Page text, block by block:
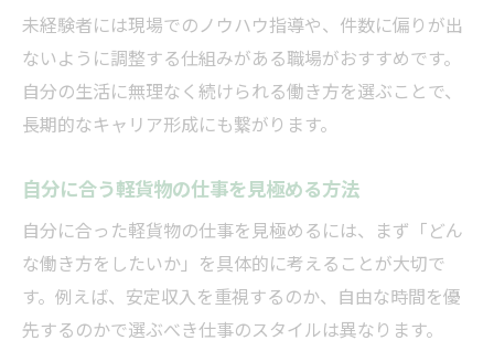
未経験者には現場でのノウハウ指導や、件数に偏りが出
ないように調整する仕組みがある職場がおすすめです。
自分の生活に無理なく続けられる働き方を選ぶことで、
長期的なキャリア形成にも繋がります。
自分に合う軽貨物の仕事を見極める方法
自分に合った軽貨物の仕事を見極めるには、まず「どん
な働き方をしたいか」を具体的に考えることが大切で
す。例えば、安定収入を重視するのか、自由な時間を優
先するのかで選ぶべき仕事のスタイルは異なります。